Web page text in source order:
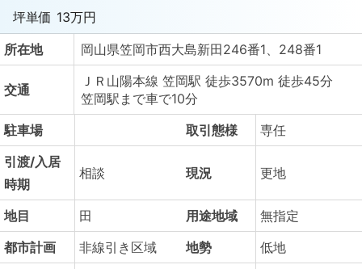
坪単価 13万円
所在地
岡山県笠岡市西大島新田246番1、248番1
交通
ＪＲ山陽本線 笠岡駅 徒歩3570m 徒歩45分
笠岡駅まで車で10分
駐車場
取引態様
専任
引渡/入居
時期
相談 現況 更地
地目 田 用途地域
無指定
都市計画
非線引き区域 地勢 低地